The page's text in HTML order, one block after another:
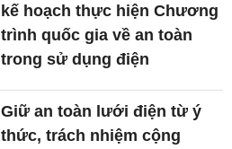
kế hoạch thực hiện Chương
trình quốc gia về an toàn
trong sử dụng điện
Giữ an toàn lưới điện từ ý
thức, trách nhiệm cộng